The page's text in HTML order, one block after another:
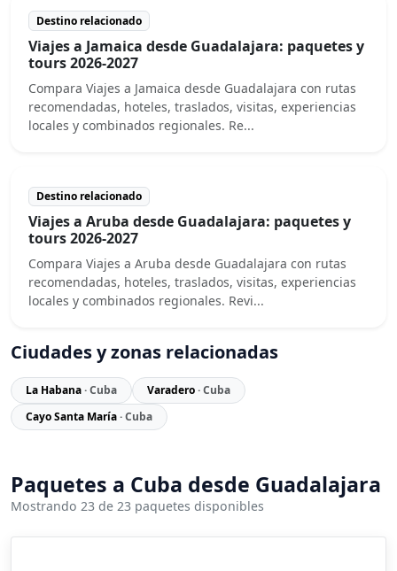
Destino relacionado
Viajes a Jamaica desde Guadalajara: paquetes y
tours 2026-2027
Compara Viajes a Jamaica desde Guadalajara con rutas
recomendadas, hoteles, traslados, visitas, experiencias
locales y combinados regionales. Re...
Destino relacionado
Viajes a Aruba desde Guadalajara: paquetes y
tours 2026-2027
Compara Viajes a Aruba desde Guadalajara con rutas
recomendadas, hoteles, traslados, visitas, experiencias
locales y combinados regionales. Revi...
Ciudades y zonas relacionadas
La Habana· Cuba Varadero· Cuba
Cayo Santa María· Cuba
Paquetes a Cuba desde Guadalajara
Mostrando 23 de 23 paquetes disponibles